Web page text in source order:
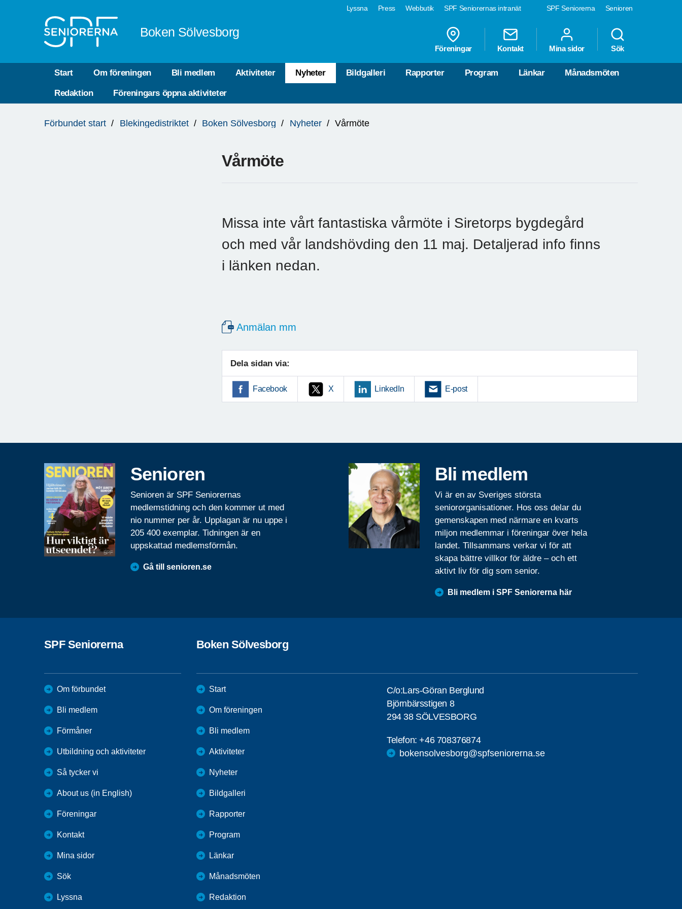
SPF Seniorerna Senioren
Lyssna Press Webbutik SPF Seniorernas intranät
Boken Sölvesborg
Föreningar Kontakt Mina sidor Sök
Start Om föreningen Bli medlem Aktiviteter Nyheter Bildgalleri Rapporter Program Länkar Månadsmöten
Redaktion Föreningars öppna aktiviteter
är
Förbundet start Blekingedistriktet Boken Sölvesborg Nyheter Vårmöte
Vårmöte
Missa inte vårt fantastiska vårmöte i Siretorps bygdegård
och med vår landshövding den 11 maj. Detaljerad info finns
i länken nedan.
Anmälan mm
Dela sidan via:
Facebook X LinkedIn E-post
Senioren
Senioren är SPF Seniorernas
medlemstidning och den kommer ut med
nio nummer per år. Upplagan är nu uppe i
205 400 exemplar. Tidningen är en
uppskattad medlemsförmån.
Gå till senioren.se
Bli medlem
Vi är en av Sveriges största
seniororganisationer. Hos oss delar du
gemenskapen med närmare en kvarts
miljon medlemmar i föreningar över hela
landet. Tillsammans verkar vi för att
skapa bättre villkor för äldre – och ett
aktivt liv för dig som senior.
Bli medlem i SPF Seniorerna här
SPF Seniorerna
Om förbundet
Bli medlem
Förmåner
Utbildning och aktiviteter
Så tycker vi
About us (in English)
Föreningar
Kontakt
Mina sidor
Sök
Lyssna
Boken Sölvesborg
Start
Om föreningen
Bli medlem
Aktiviteter
Nyheter
Bildgalleri
Rapporter
Program
Länkar
Månadsmöten
Redaktion
C/o:Lars-Göran Berglund
Björnbärsstigen 8
294 38 SÖLVESBORG
Telefon:+46 708376874
bokensolvesborg@spfseniorerna.se